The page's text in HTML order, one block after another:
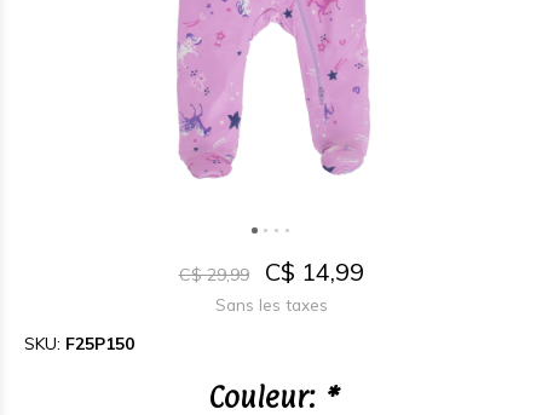
C$ 29,99 C$ 14,99
Sans les taxes
SKU: F25P150
Couleur: *